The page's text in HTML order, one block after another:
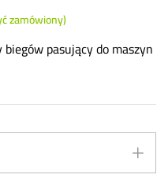
zamówiony)
pasujący do maszyn